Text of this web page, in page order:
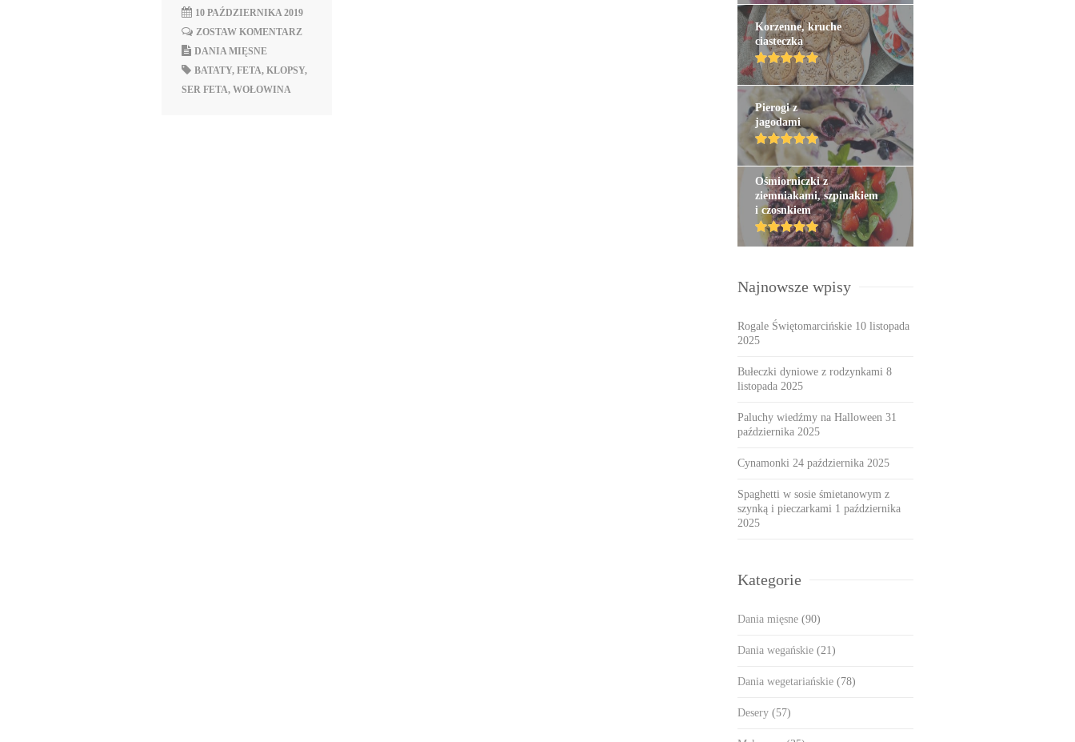
10 PAŹDZIERNIKA 2019
ZOSTAW KOMENTARZ
DANIA MIĘSNE
BATATY, FETA, KLOPSY,
SER FETA, WOŁOWINA
Korzenne, kruche
ciasteczka
Pierogi z
jagodami
Ośmiorniczki z
ziemniakami, szpinakiem
i czosnkiem
Najnowsze wpisy
Rogale Świętomarcińskie 10 listopada
2025
Bułeczki dyniowe z rodzynkami 8
listopada 2025
Paluchy wiedźmy na Halloween 31
października 2025
Cynamonki 24 października 2025
Spaghetti w sosie śmietanowym z
szynką i pieczarkami 1 października
2025
Kategorie
Dania mięsne (90)
Dania wegańskie (21)
Dania wegetariańskie (78)
Desery (57)